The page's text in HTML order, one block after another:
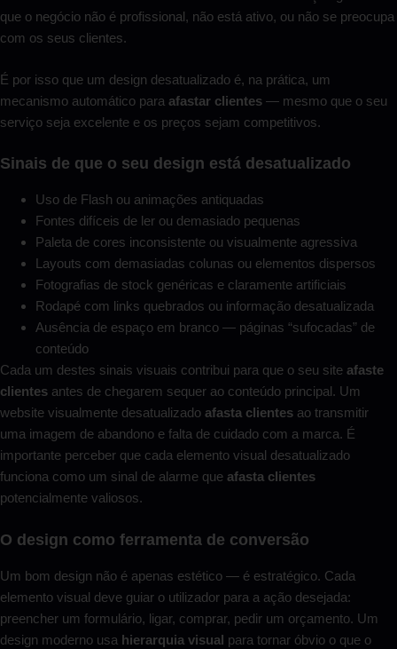
que o negócio não é profissional, não está ativo, ou não se preocupa
com os seus clientes.
É por isso que um design desatualizado é, na prática, um
mecanismo automático para afastar clientes — mesmo que o seu
serviço seja excelente e os preços sejam competitivos.
Sinais de que o seu design está desatualizado
Uso de Flash ou animações antiquadas
Fontes difíceis de ler ou demasiado pequenas
Paleta de cores inconsistente ou visualmente agressiva
Layouts com demasiadas colunas ou elementos dispersos
Fotografias de stock genéricas e claramente artificiais
Rodapé com links quebrados ou informação desatualizada
Ausência de espaço em branco — páginas “sufocadas” de
conteúdo
Cada um destes sinais visuais contribui para que o seu site afaste
clientes antes de chegarem sequer ao conteúdo principal. Um
website visualmente desatualizado afasta clientes ao transmitir
uma imagem de abandono e falta de cuidado com a marca. É
importante perceber que cada elemento visual desatualizado
funciona como um sinal de alarme que afasta clientes
potencialmente valiosos.
O design como ferramenta de conversão
Um bom design não é apenas estético — é estratégico. Cada
elemento visual deve guiar o utilizador para a ação desejada:
preencher um formulário, ligar, comprar, pedir um orçamento. Um
design moderno usa hierarquia visual para tornar óbvio o que o